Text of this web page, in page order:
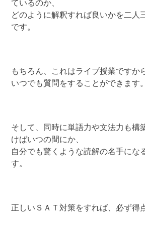
ているのか、
どのように解釈すれば良いかを二人
です。
もちろん、これはライブ授業ですか
いつでも質問をすることができます。
そして、同時に単語力や文法力も構
けばいつの間にか、
自分でも驚くような読解の名手にな
す。
正しいＳＡＴ対策をすれば、必ず得